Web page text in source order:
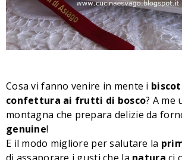
Cosa vi fanno venire in mente i
confettura ai frutti di bosco? A me
montagna che prepara delizie da
genuine!
E il modo migliore per salutare la